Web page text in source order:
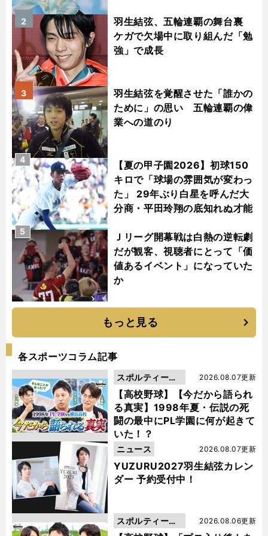
羽生結弦、五輪連覇の舞台裏
ケガで欠場中に取り組んだ「勉
強」で成長
2
羽生結弦を覚醒させた「誰かの
ために」の思い 五輪連覇の偉
業への道のり
3
【夏の甲子園2026】初球150
キロで「球場の雰囲気が変わっ
た」 29年ぶり白星を呼んだ大
分商・平田玲翔の底知れぬ才能
4
Ｊリーグ開幕戦は白熱の逆転劇
だが観客、視聴者にとって「価
値あるイベント」になっていた
か
5
もっと見る
各スポーツコラム記事
【高校野球】【今だから語られ
る真実】1998年夏・伝説の死
闘の最中にPL学園に何が起きて
いた！？
2026.08.07更新
スポルティーバ
動画
YUZURU2027羽生結弦カレン
ダー 予約受付中！
2026.08.07更新
ニュース
2026.08.06更新
スポルティーバ